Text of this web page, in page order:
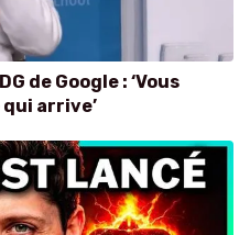
de Google : ‘Vous
qui arrive’